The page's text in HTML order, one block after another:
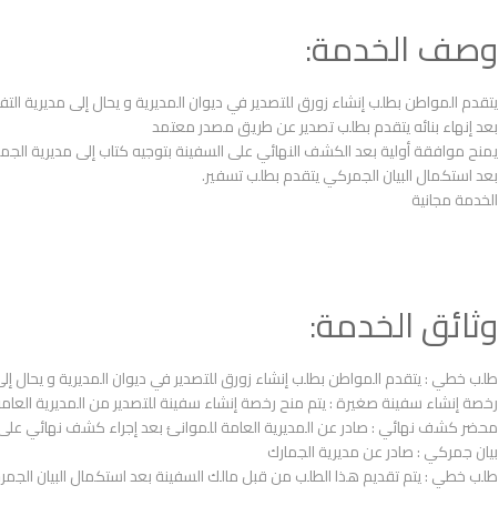
وصف الخدمة:
يتقدم المواطن بطلب إنشاء زورق للتصدير في ديوان المديرية و يحال إلى مديرية
بعد إنهاء بنائه يتقدم بطلب تصدير عن طريق مصدر معتمد
يمنح موافقة أولية بعد الكشف النهائي على السفينة بتوجيه كتاب إلى مديرية
بعد استكمال البيان الجمركي يتقدم بطلب تسفير.
الخدمة مجانية
وثائق الخدمة:
طلب خطي : يتقدم المواطن بطلب إنشاء زورق للتصدير في ديوان المديرية و يحال
رخصة إنشاء سفينة صغيرة : يتم منح رخصة إنشاء سفينة للتصدير من المديرية
محضر كشف نهائي : صادر عن المديرية العامة للموانئ بعد إجراء كشف نهائي
بيان جمركي : صادر عن مديرية الجمارك
طلب خطي : يتم تقديم هذا الطلب من قبل مالك السفينة بعد استكمال البيان